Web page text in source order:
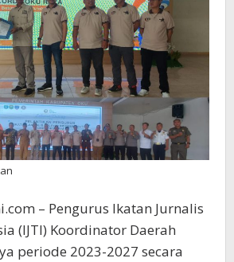
– Pengurus Ikatan Jurnalis
(IJTI) Koordinator Daerah
periode 2023-2027 secara